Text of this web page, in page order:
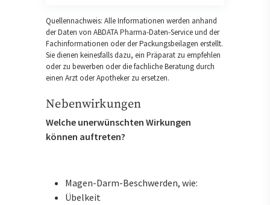
Quellennachweis: Alle Informationen werden anhand
der Daten von ABDATA Pharma-Daten-Service und der
Fachinformationen oder der Packungsbeilagen erstellt.
Sie dienen keinesfalls dazu, ein Präparat zu empfehlen
oder zu bewerben oder die fachliche Beratung durch
einen Arzt oder Apotheker zu ersetzen.
Nebenwirkungen
Welche unerwünschten Wirkungen
können auftreten?
Magen-Darm-Beschwerden, wie:
Übelkeit